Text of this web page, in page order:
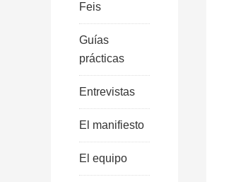
Feis
Guías
prácticas
Entrevistas
El manifiesto
El equipo